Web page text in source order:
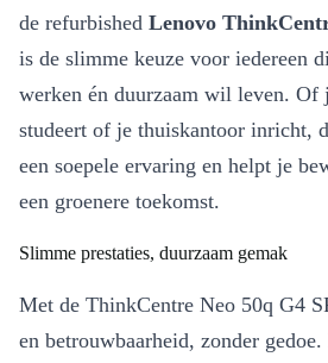
de refurbished Lenovo
is de slimme keuze voor iedereen
werken én duurzaam wil leven. Of
studeert of je thuiskantoor inricht,
een soepele ervaring en helpt je
een groenere toekomst.
Slimme prestaties, duurzaam gemak
Met de ThinkCentre Neo 50q G4
en betrouwbaarheid, zonder